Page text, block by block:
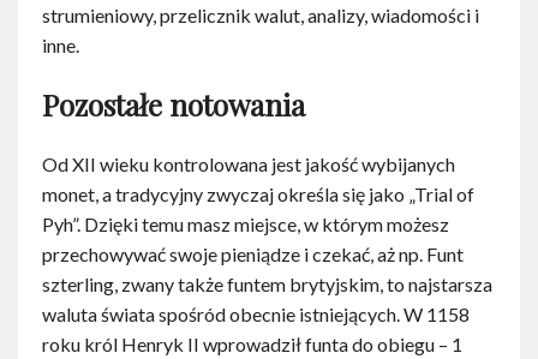
strumieniowy, przelicznik walut, analizy, wiadomości i
inne.
Pozostałe notowania
Od XII wieku kontrolowana jest jakość wybijanych
monet, a tradycyjny zwyczaj określa się jako „Trial of
Pyh”. Dzięki temu masz miejsce, w którym możesz
przechowywać swoje pieniądze i czekać, aż np. Funt
szterling, zwany także funtem brytyjskim, to najstarsza
waluta świata spośród obecnie istniejących. W 1158
roku król Henryk II wprowadził funta do obiegu – 1